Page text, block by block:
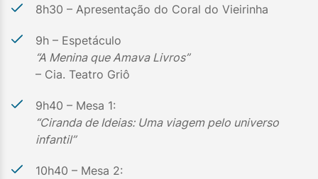
8h30 – Apresentação do Coral do Vieirinha
9h – Espetáculo
“A Menina que Amava Livros”
– Cia. Teatro Griô
9h40 – Mesa 1:
“Ciranda de Ideias: Uma viagem pelo universo
infantil”
10h40 – Mesa 2: